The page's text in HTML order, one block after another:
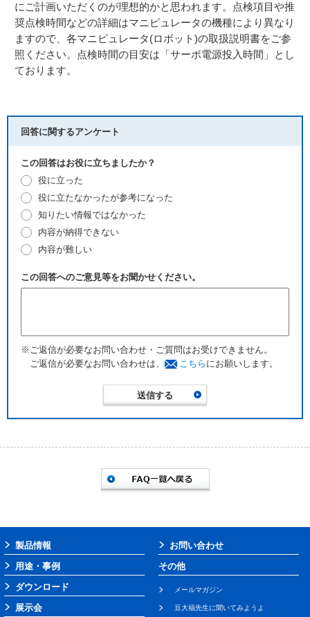
にご計画いただくのが理想的かと思われます。点検項目や推
奨点検時間などの詳細はマニピュレータの機種により異なり
ますので、各マニピュレータ(ロボット)の取扱説明書をご参
照ください。点検時間の目安は「サーボ電源投入時間」とし
ております。
回答に関するアンケート
この回答はお役に立ちましたか？
役に立った
役に立たなかったが参考になった
知りたい情報ではなかった
内容が納得できない
内容が難しい
この回答へのご意見等をお聞かせください。
※ご返信が必要なお問い合わせ・ご質問はお受けできません。
ご返信が必要なお問い合わせは、
こちら にお願いします。
製品情報
用途・事例
ダウンロード
展示会
お問い合わせ
その他
メールマガジン
豆大福先生に聞いてみようよ